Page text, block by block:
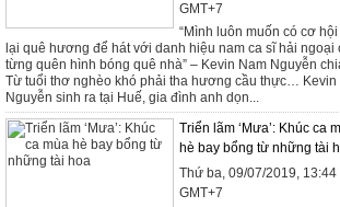
GMT+7
“Mình luôn muốn có cơ
lại quê hương để hát với danh hiệu nam ca sĩ hải ngoại
từng quên hình bóng quê nhà” – Kevin Nam Nguyễn
Từ tuổi thơ nghèo khó phải tha hương cầu thực… Kevin
Nguyễn sinh ra tại Huế, gia đình anh dọn...
Triển lãm ‘Mưa’: Khúc ca
hè bay bổng từ những tài
Thứ ba, 09/07/2019, 13:44
GMT+7